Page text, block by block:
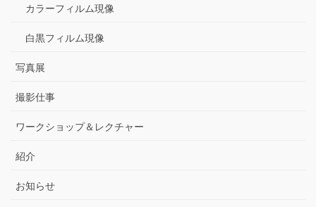
カラーフィルム現像
白黒フィルム現像
写真展
撮影仕事
ワークショップ＆レクチャー
紹介
お知らせ